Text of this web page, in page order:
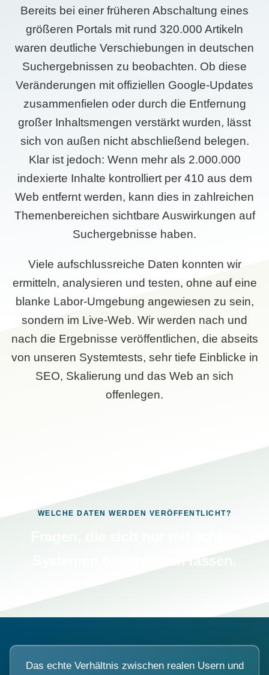
Bereits bei einer früheren Abschaltung eines
größeren Portals mit rund 320.000 Artikeln
waren deutliche Verschiebungen in deutschen
Suchergebnissen zu beobachten. Ob diese
Veränderungen mit offiziellen Google-Updates
zusammenfielen oder durch die Entfernung
großer Inhaltsmengen verstärkt wurden, lässt
sich von außen nicht abschließend belegen.
Klar ist jedoch: Wenn mehr als 2.000.000
indexierte Inhalte kontrolliert per 410 aus dem
Web entfernt werden, kann dies in zahlreichen
Themenbereichen sichtbare Auswirkungen auf
Suchergebnisse haben.
Viele aufschlussreiche Daten konnten wir
ermitteln, analysieren und testen, ohne auf eine
blanke Labor-Umgebung angewiesen zu sein,
sondern im Live-Web. Wir werden nach und
nach die Ergebnisse veröffentlichen, die abseits
von unseren Systemtests, sehr tiefe Einblicke in
SEO, Skalierung und das Web an sich
offenlegen.
WELCHE DATEN WERDEN VERÖFFENTLICHT?
Das echte Verhältnis zwischen realen Usern und